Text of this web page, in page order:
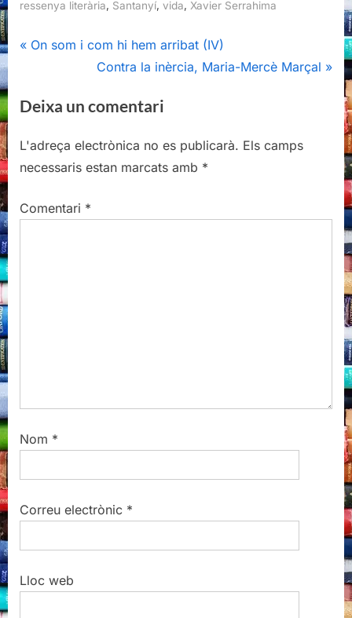
ressenya literària
Santanyí vida Xavier Serrahima
Navegació
P
v
o
u
P
On som i com hi hem arribat (IV)
N
x
P
o
t
Contra la inèrcia, Maria-Mercè Marçal
Deixa un comentari
L'adreça electrònica no es publicarà. Els camps
necessaris estan marcats amb *
Comentari *
Nom *
Correu electrònic *
Lloc web